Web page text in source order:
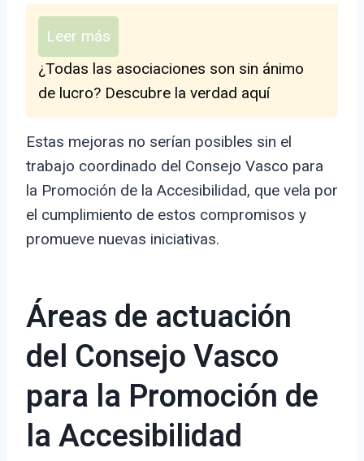
Leer más
¿Todas las asociaciones son sin ánimo
de lucro? Descubre la verdad aquí
Estas mejoras no serían posibles sin el
trabajo coordinado del Consejo Vasco para
la Promoción de la Accesibilidad, que vela por
el cumplimiento de estos compromisos y
promueve nuevas iniciativas.
Áreas de actuación
del Consejo Vasco
para la Promoción de
la Accesibilidad